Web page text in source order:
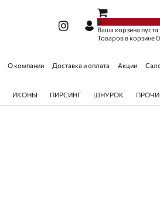
0
Ваша корзина пуста
Товаров в корзине0
О компании Доставка и оплата Акции
ИКОНЫ ПИРСИНГ ШНУРОК